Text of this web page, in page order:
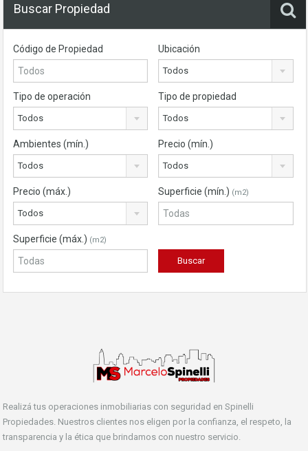
Buscar Propiedad
Código de Propiedad Ubicación
Todos
Tipo de operación
Todos
Tipo de propiedad
Todos
Ambientes (mín.)
Todos
Precio (mín.)
Todos
Precio (máx.)
Todos
Superficie (mín.) (m2)
Superficie (máx.) (m2)
Realizá tus operaciones inmobiliarias con seguridad en Spinelli
Propiedades. Nuestros clientes nos eligen por la confianza, el respeto, la
transparencia y la ética que brindamos con nuestro servicio.